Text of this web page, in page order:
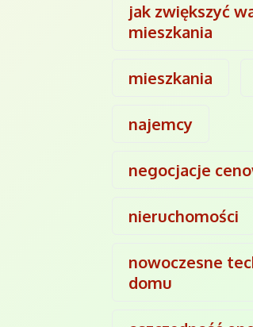
jak zwiększyć
mieszkania
mieszkania
najemcy
negocjacje
nieruchomości
nowoczesne
domu